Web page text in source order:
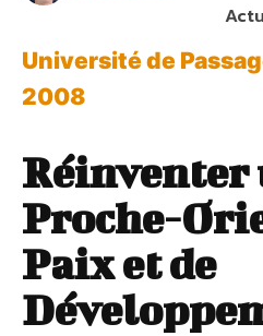
Université de
2008
Réinventer
Proche-
Paix et de